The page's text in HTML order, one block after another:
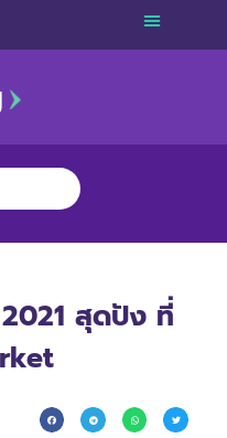
2021 สุดปัง ที่